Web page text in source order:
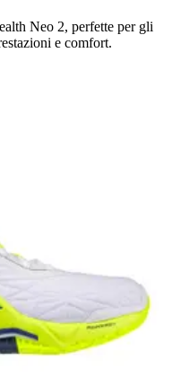
Neo 2, perfette per gli
e comfort.